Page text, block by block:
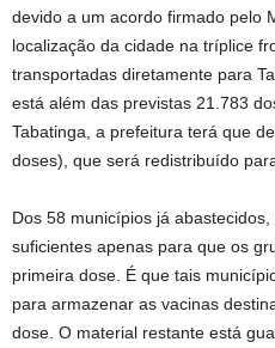
devido a um acordo firmado pelo
localização da cidade na tríplice
transportadas diretamente para
está além das previstas 21.783
Tabatinga, a prefeitura terá que
doses), que será redistribuído
Dos 58 municípios já
suficientes apenas para que os
primeira dose. É que tais
para armazenar as vacinas
dose. O material restante está